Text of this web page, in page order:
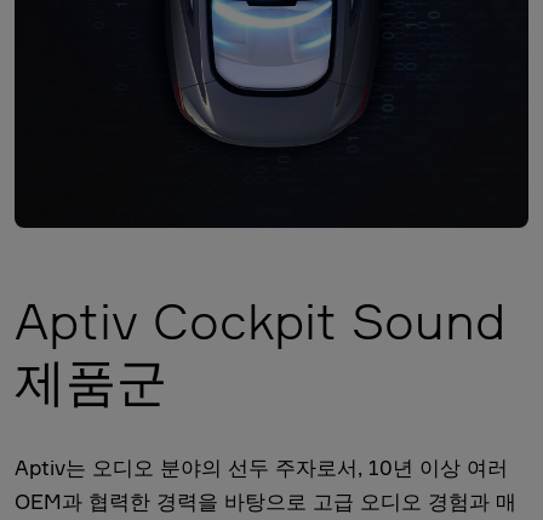
Aptiv Cockpit Sound
제품군
Aptiv는 오디오 분야의 선두 주자로서, 10년 이상 여러
OEM과 협력한 경력을 바탕으로 고급 오디오 경험과 매